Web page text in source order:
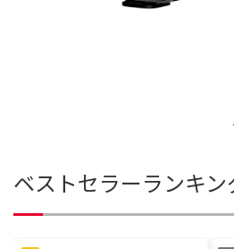
ベストセラーランキン